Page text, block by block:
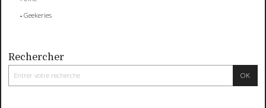
Geekeries
Rechercher